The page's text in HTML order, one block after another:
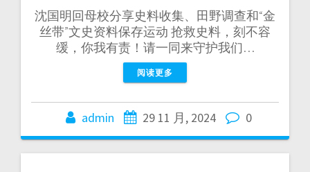
沈国明回母校分享史料收集、田野调查和“金
丝带”文史资料保存运动 抢救史料，刻不容
缓，你我有责！请一同来守护我们…
阅读更多
admin 29 11 月, 2024 0